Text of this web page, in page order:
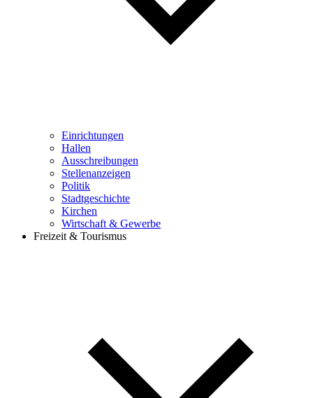
Einrichtungen
Hallen
Ausschreibungen
Stellenanzeigen
Politik
Stadtgeschichte
Kirchen
Wirtschaft & Gewerbe
Freizeit & Tourismus